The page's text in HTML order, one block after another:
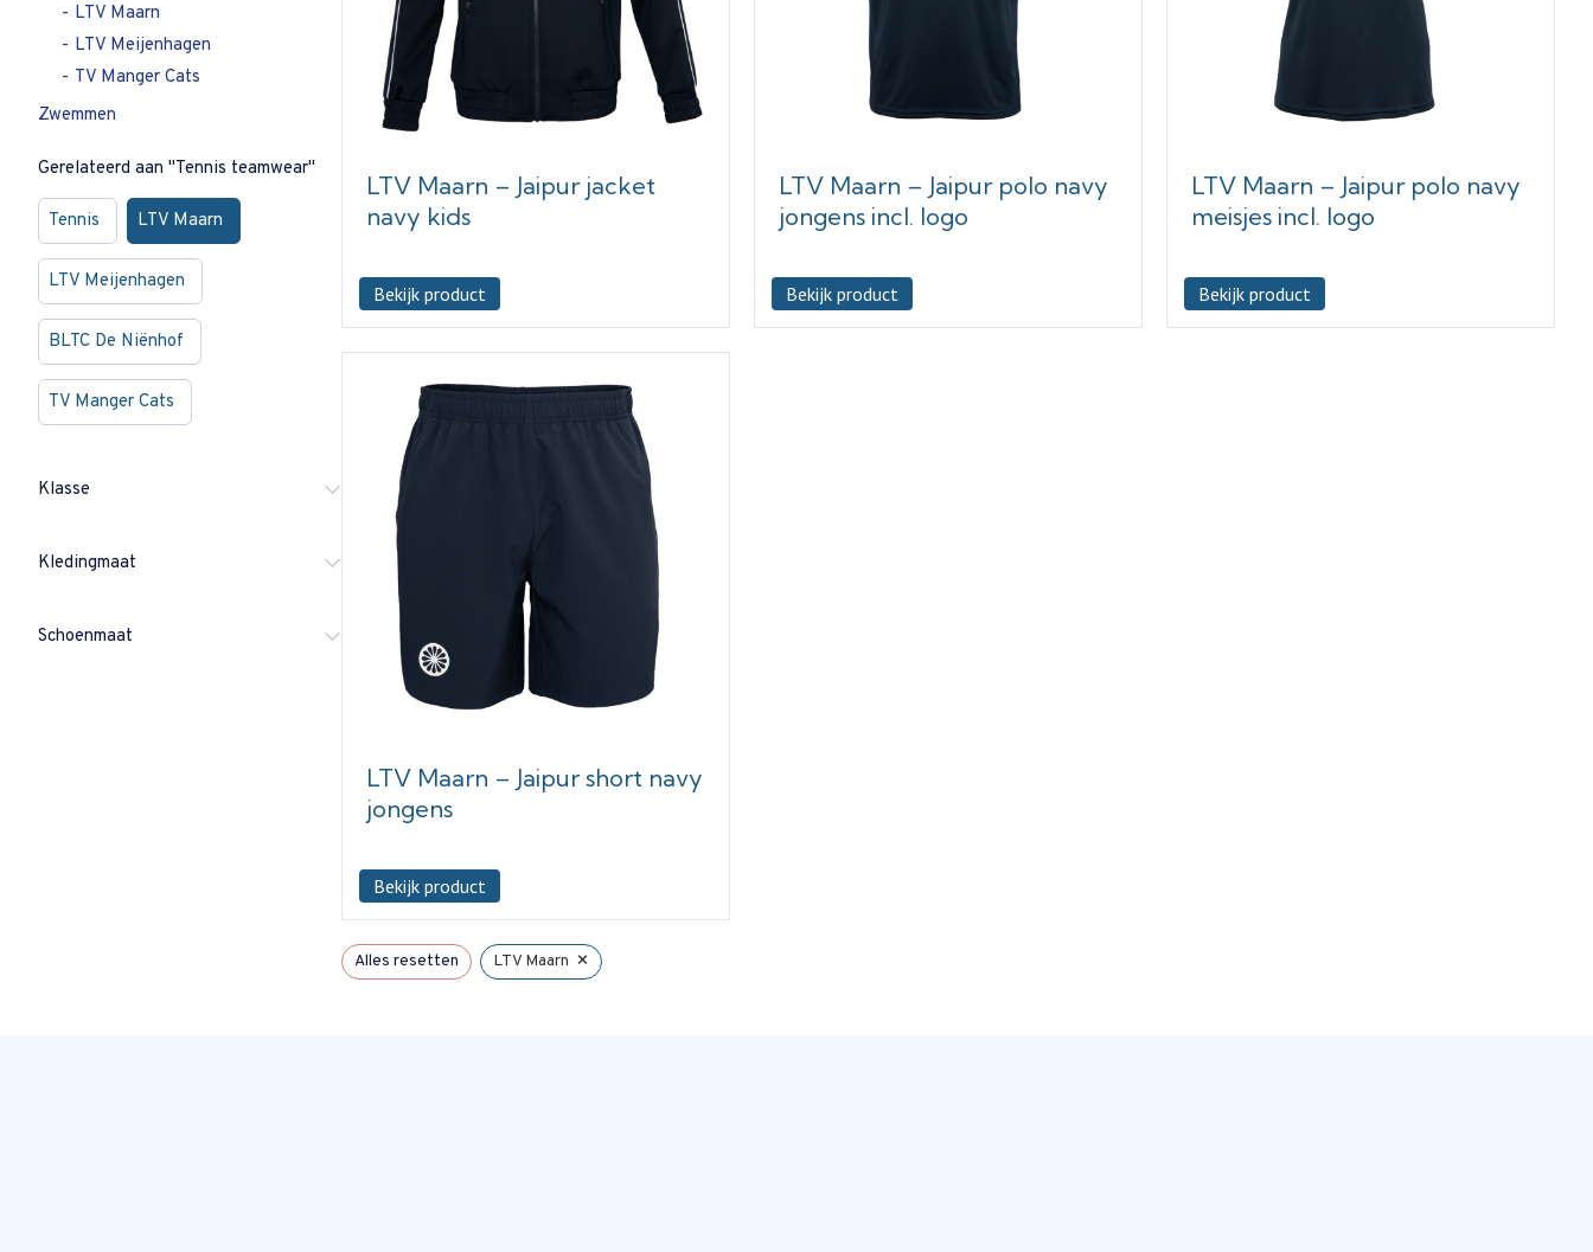
LTV Maarn
LTV Meijenhagen
TV Manger Cats
Zwemmen
Gerelateerd aan "Tennis teamwear"
Tennis LTV Maarn
LTV Meijenhagen
BLTC De Niënhof
TV Manger Cats
Klasse
Kledingmaat
Schoenmaat
LTV Maarn – Jaipur jacket
navy kids
Bekijk product
LTV Maarn – Jaipur polo navy
jongens incl. logo
Bekijk product
LTV Maarn – Jaipur polo navy
meisjes incl. logo
Bekijk product
LTV Maarn – Jaipur short navy
jongens
Bekijk product
Alles resetten LTV Maarn ×